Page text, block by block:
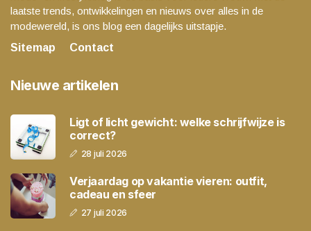
laatste trends, ontwikkelingen en nieuws over alles in de
modewereld, is ons blog een dagelijks uitstapje.
Sitemap
Contact
Nieuwe artikelen
Ligt of licht gewicht: welke schrijfwijze is
correct?
28 juli 2026
Verjaardag op vakantie vieren: outfit,
cadeau en sfeer
27 juli 2026